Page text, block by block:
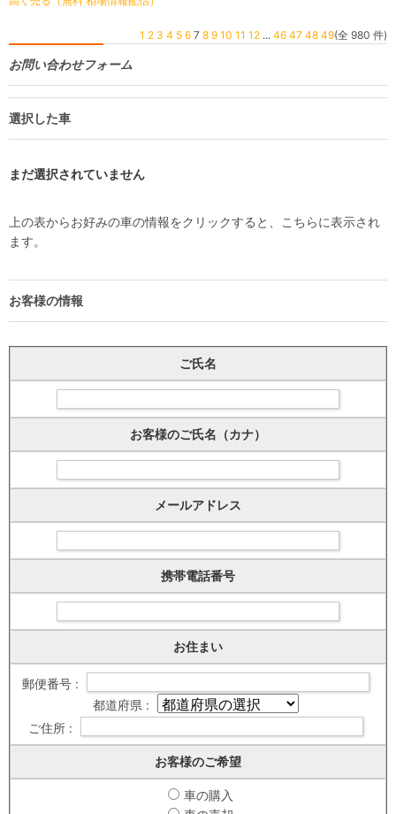
1 2 3 4 5 6 7 8 9 10 11 12 ... 46 47 48 49(全 980 件)
お問い合わせフォーム
選択した車
まだ選択されていません
上の表からお好みの車の情報をクリックすると、こちらに表示され
ます。
お客様の情報
ご氏名
お客様のご氏名（カナ）
メールアドレス
携帯電話番号
お住まい
郵便番号 :
都道府県 :
ご住所 :
お客様のご希望
車の購入